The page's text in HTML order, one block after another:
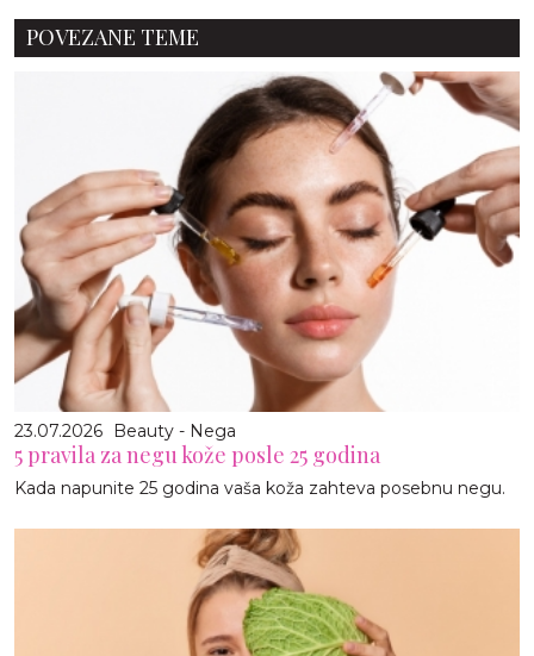
POVEZANE TEME
23.07.2026 Beauty - Nega
5 pravila za negu kože posle 25 godina
Kada napunite 25 godina vaša koža zahteva posebnu negu.